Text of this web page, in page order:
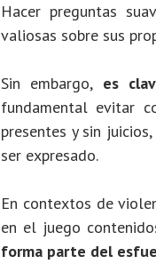
Hacer preguntas
valiosas sobre sus
Sin embargo, es
fundamental evitar
presentes y sin
ser expresado.
En contextos de
en el juego
forma parte del